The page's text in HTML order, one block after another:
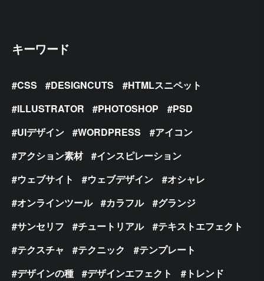
キーワード
CSS DESIGNCUTS
HTMLスニペット
ILLUSTRATOR
PHOTOSHOP
PSD
UIデザイン
WORDPRESS
アイコン
アクション素材
インスピレーション
ウェブサイト
ウェブデザイン
オシャレ
オンラインツール
カラフル
グランジ
サンセリフ
チュートリアル
テキストエフェクト
テクスチャ
テクニック
テンプレート
デザインの種
デザインエフェクト
トレンド